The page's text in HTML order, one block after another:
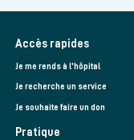
Accès rapides
Je me rends à l'hôpital
Je recherche un service
Je souhaite faire un don
Pratique